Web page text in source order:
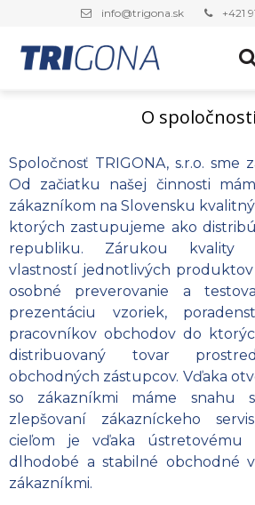
info@trigona.sk +421
O spoločnosti
Spoločnosť TRIGONA, s.r.o. sme
Od začiatku našej činnosti
zákazníkom na Slovensku
ktorých zastupujeme ako
republiku. Zárukou kvality
vlastností jednotlivých
osobné preverovanie a
prezentáciu vzoriek,
pracovníkov obchodov do
distribuovaný tovar
obchodných zástupcov. Vďaka
so zákazníkmi máme snahu
zlepšovaní zákazníckeho
cieľom je vďaka ústretovému
dlhodobé a stabilné obchodné
zákazníkmi.